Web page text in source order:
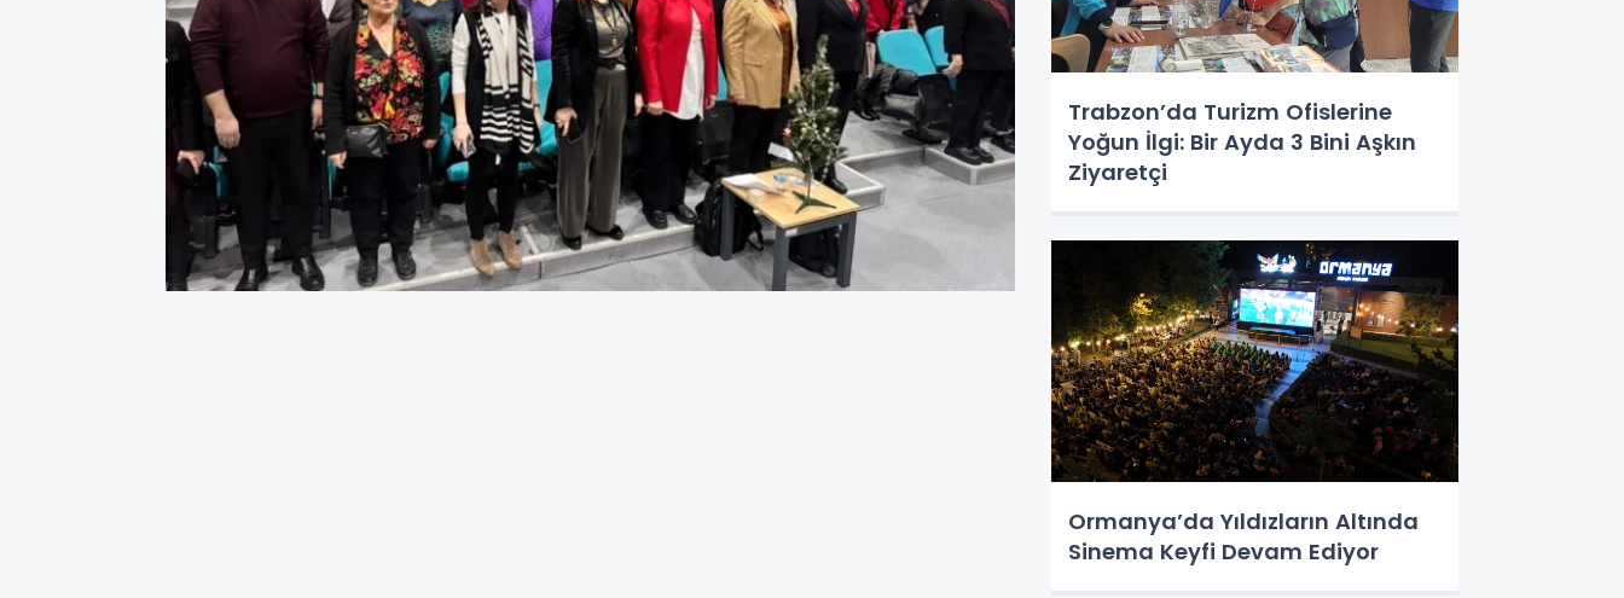
Trabzon’da Turizm Ofislerine
Yoğun İlgi: Bir Ayda 3 Bini Aşkın
Ziyaretçi
Ormanya’da Yıldızların Altında
Sinema Keyfi Devam Ediyor